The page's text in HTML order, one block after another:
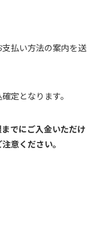
払い方法の案内を送
定となります。
でにご入金いただけ
意ください。